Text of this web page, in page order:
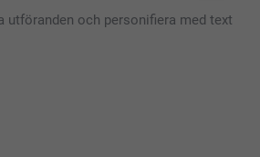
utföranden och personifiera med text